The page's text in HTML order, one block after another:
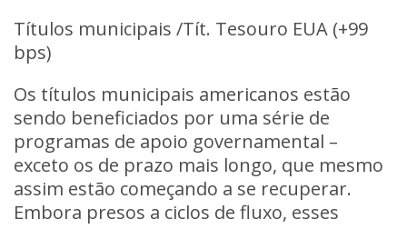
Títulos municipais /Tít. Tesouro EUA (+99
bps)
Os títulos municipais americanos estão
sendo beneficiados por uma série de
programas de apoio governamental –
exceto os de prazo mais longo, que mesmo
assim estão começando a se recuperar.
Embora presos a ciclos de fluxo, esses